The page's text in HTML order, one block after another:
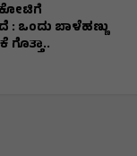
ಕೋಟಿಗೆ
ಒಂದು ಬಾಳೆಹಣ್ಣು
ಗೊತ್ತಾ..